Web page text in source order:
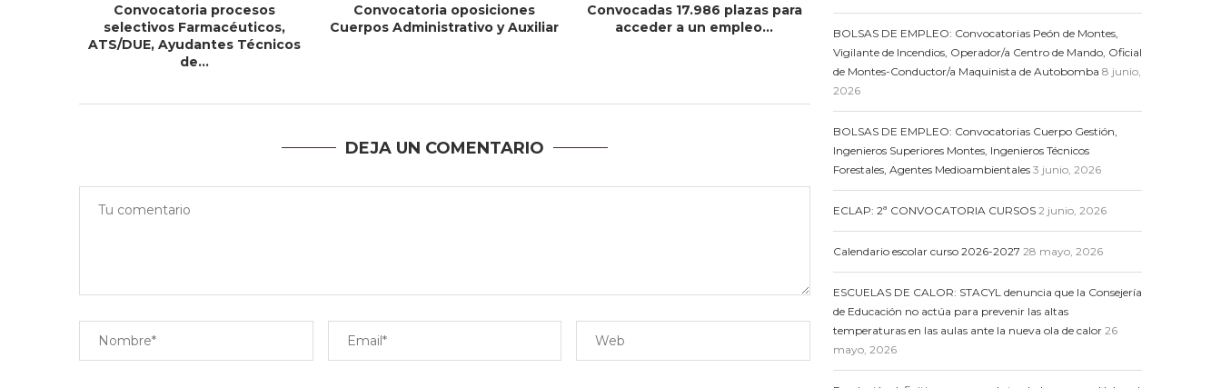
Convocatoria procesos
selectivos Farmacéuticos,
ATS/DUE, Ayudantes Técnicos
de...
Convocatoria oposiciones
Cuerpos Administrativo y Auxiliar
Convocadas 17.986 plazas para
acceder a un empleo...
DEJA UN COMENTARIO
BOLSAS DE EMPLEO: Convocatorias Peón de Montes,
Vigilante de Incendios, Operador/a Centro de Mando, Oficial
de Montes-Conductor/a Maquinista de Autobomba 8 junio,
2026
BOLSAS DE EMPLEO: Convocatorias Cuerpo Gestión,
Ingenieros Superiores Montes, Ingenieros Técnicos
Forestales, Agentes Medioambientales 3 junio, 2026
ECLAP: 2ª CONVOCATORIA CURSOS 2 junio, 2026
Calendario escolar curso 2026-2027 28 mayo, 2026
ESCUELAS DE CALOR: STACYL denuncia que la Consejería
de Educación no actúa para prevenir las altas
temperaturas en las aulas ante la nueva ola de calor 26
mayo, 2026